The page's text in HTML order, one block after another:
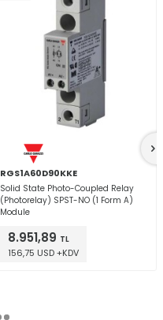
RGS1A60D90KKE
Solid State Photo-Coupled Relay
(Photorelay) SPST-NO (1 Form A)
Module
8.951,89 TL
156,75 USD +KDV